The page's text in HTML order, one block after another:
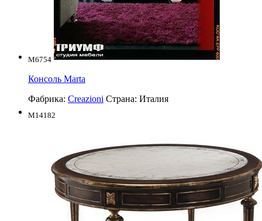
M6754
Консоль Marta
Фабрика: Creazioni Страна: Италия
M14182